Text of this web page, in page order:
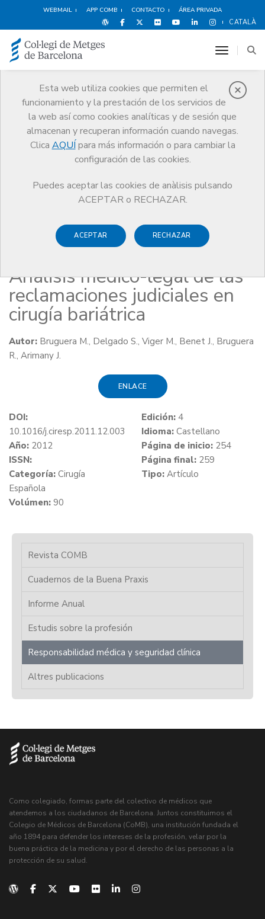
WEBMAIL APP COMB CONTACTO ÁREA PRIVADA
CATALÀ
Esta web utiliza cookies que permiten el
funcionamiento y la prestación de los servicios de
la web así como cookies analíticas y de sesión que
almacenan y recuperan información cuando navegas.
Clica AQUÍ para más información o para cambiar la
configuración de las cookies.
Puedes aceptar las cookies de anàlisis pulsando
ACEPTAR o RECHAZAR.
ACEPTAR RECHAZAR
toggle
Publicaciones
Comunicación
Análisis médico-legal de las reclamaciones judiciales en cirugía
bariátrica
Responsabilitat mèdica i
Seguretat Clínica
Análisis médico-legal de las
reclamaciones judiciales en
cirugía bariátrica
Autor: Bruguera M., Delgado S., Viger M., Benet J., Bruguera
R., Arimany J.
ENLACE
DOI:
10.1016/j.ciresp.2011.12.003
Año: 2012
ISSN:
Categoría: Cirugía
Española
Volúmen: 90
Edición: 4
Idioma: Castellano
Página de inicio: 254
Página final: 259
Tipo: Artículo
Revista COMB
Cuadernos de la Buena Praxis
Informe Anual
Estudis sobre la profesión
Responsabilidad médica y seguridad clínica
Altres publicacions
Como colegiado, formas parte del colectivo de médicos que
atendemos a los ciudadanos de Barcelona. Juntos constituimos el
Colegio de Médicos de Barcelona (CoMB), una institución fundada el
año 1894 para defender los intereses de la profesión, velar por la
buena práctica de la medicina y por el derecho de las personas a la
protección de su salud.